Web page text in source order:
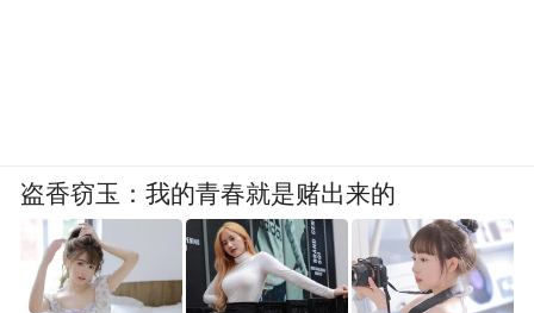
盗香窃玉：我的青春就是赌出来的